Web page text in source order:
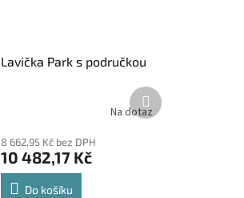
Lavička Park s područkou
Na dotaz
8 662,95 Kč bez DPH
10 482,17 Kč
Do košíku
Další
produkt